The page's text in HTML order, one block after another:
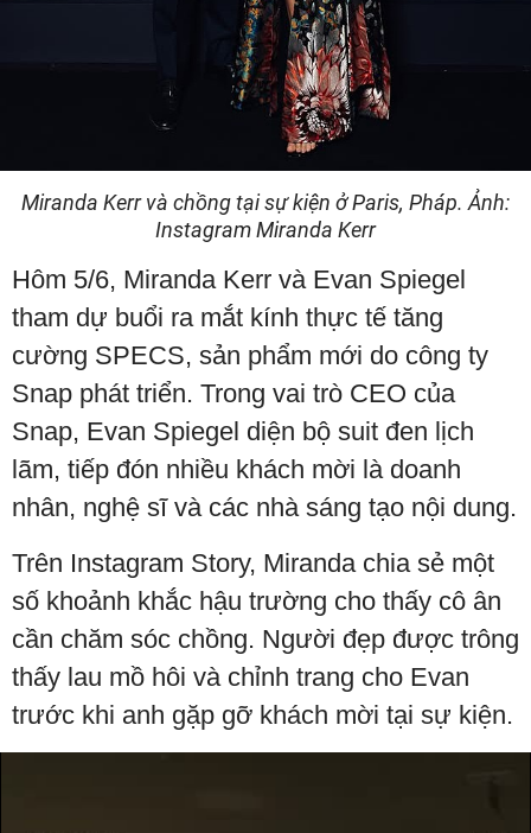
Miranda Kerr và chồng tại sự kiện ở Paris, Pháp. Ảnh:
Instagram Miranda Kerr
Hôm 5/6, Miranda Kerr và Evan Spiegel
tham dự buổi ra mắt kính thực tế tăng
cường SPECS, sản phẩm mới do công ty
Snap phát triển. Trong vai trò CEO của
Snap, Evan Spiegel diện bộ suit đen lịch
lãm, tiếp đón nhiều khách mời là doanh
nhân, nghệ sĩ và các nhà sáng tạo nội dung.
Trên Instagram Story, Miranda chia sẻ một
số khoảnh khắc hậu trường cho thấy cô ân
cần chăm sóc chồng. Người đẹp được trông
thấy lau mồ hôi và chỉnh trang cho Evan
trước khi anh gặp gỡ khách mời tại sự kiện.